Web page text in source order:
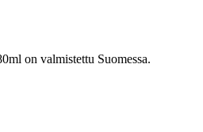
on valmistettu Suomessa.